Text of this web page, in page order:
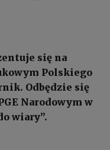
się na
Polskiego
Odbędzie się
Narodowym w
wiary”.